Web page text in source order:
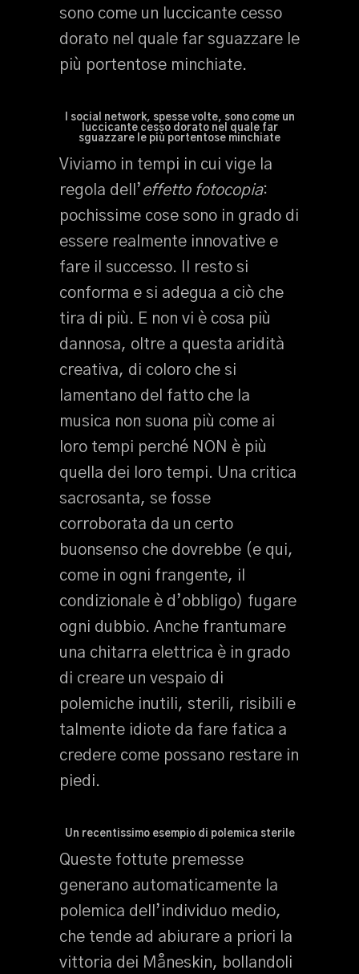
sono come un luccicante cesso
dorato nel quale far sguazzare le
più portentose minchiate.
I social network, spesse volte, sono come un
luccicante cesso dorato nel quale far
sguazzare le più portentose minchiate
Viviamo in tempi in cui vige la
regola dell’ effetto fotocopia:
pochissime cose sono in grado di
essere realmente innovative e
fare il successo. Il resto si
conforma e si adegua a ciò che
tira di più. E non vi è cosa più
dannosa, oltre a questa aridità
creativa, di coloro che si
lamentano del fatto che la
musica non suona più come ai
loro tempi perché NON è più
quella dei loro tempi. Una critica
sacrosanta, se fosse
corroborata da un certo
buonsenso che dovrebbe (e qui,
come in ogni frangente, il
condizionale è d’obbligo) fugare
ogni dubbio. Anche frantumare
una chitarra elettrica è in grado
di creare un vespaio di
polemiche inutili, sterili, risibili e
talmente idiote da fare fatica a
credere come possano restare in
piedi.
Un recentissimo esempio di polemica sterile
Queste fottute premesse
generano automaticamente la
polemica dell’individuo medio,
che tende ad abiurare a priori la
vittoria dei Måneskin, bollandoli